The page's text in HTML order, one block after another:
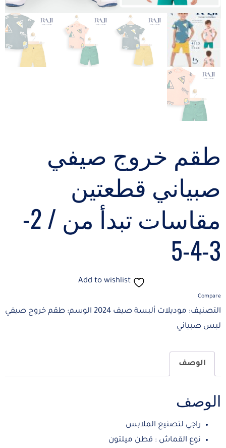
طقم خروج صيفي
صبياني قطعتين
مقاسات تبدأ من / 2-
3-4-5
Add to wishlist
Compare
التصنيف: موديلات ألبسة صيف 2024 الوسم: طقم خروج صيفي
لبس صبياني
الوصف
الوصف
راجي لتصنيع الملابس
نوع القماش : قطن ميلتون